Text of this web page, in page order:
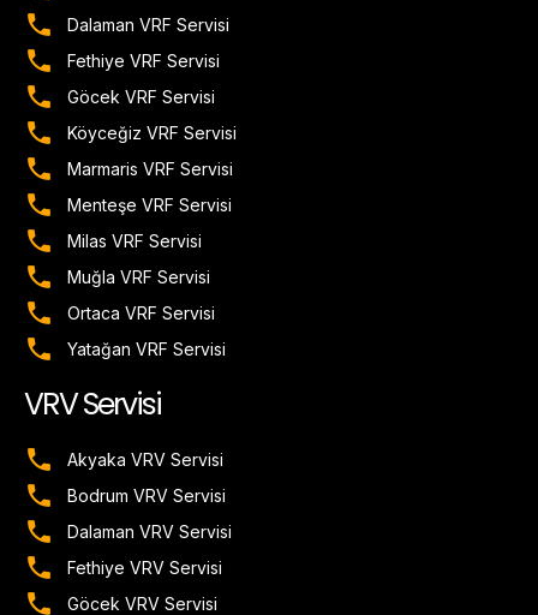
Dalaman VRF Servisi
Fethiye VRF Servisi
Göcek VRF Servisi
Köyceğiz VRF Servisi
Marmaris VRF Servisi
Menteşe VRF Servisi
Milas VRF Servisi
Muğla VRF Servisi
Ortaca VRF Servisi
Yatağan VRF Servisi
VRV Servisi
Akyaka VRV Servisi
Bodrum VRV Servisi
Dalaman VRV Servisi
Fethiye VRV Servisi
Göcek VRV Servisi